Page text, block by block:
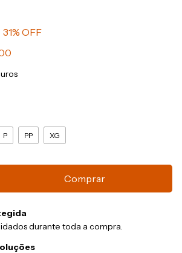
31% OFF
P PP XG
durante toda a compra.